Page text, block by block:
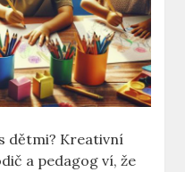
dětmi? Kreativní
a pedagog ví, že